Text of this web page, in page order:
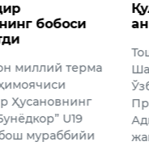
Қулай
аниқ
Тошкент
Шавкат
Ўзбекистон
Президенти
жамоат